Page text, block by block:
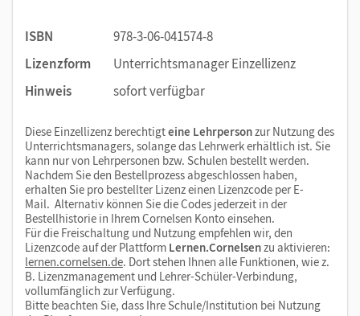
ISBN
978-3-06-041574-8
Lizenzform
Unterrichtsmanager Einzellizenz
Hinweis
sofort verfügbar
Diese Einzellizenz berechtigteine Lehrpersonzur Nutzung des
Unterrichtsmanagers, solange das Lehrwerk erhältlich ist. Sie
kann nur von Lehrpersonen bzw. Schulen bestellt werden.
Nachdem Sie den Bestellprozess abgeschlossen haben,
erhalten Sie pro bestellter Lizenz einen Lizenzcode per E-
Mail. Alternativ können Sie die Codes jederzeit in der
Bestellhistorie in Ihrem Cornelsen Konto einsehen.
Für die Freischaltung und Nutzung empfehlen wir, den
Lizenzcode auf der Plattform Lernen.Cornelsenzu aktivieren:
lernen.cornelsen.de. Dort stehen Ihnen alle Funktionen, wie z.
B. Lizenzmanagement und Lehrer-Schüler-Verbindung,
vollumfänglich zur Verfügung.
Bitte beachten Sie, dass Ihre Schule/Institution bei Nutzung